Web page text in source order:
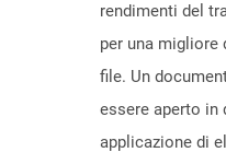
rendimenti del
per una migliore
file. Un
essere aperto
applicazione di